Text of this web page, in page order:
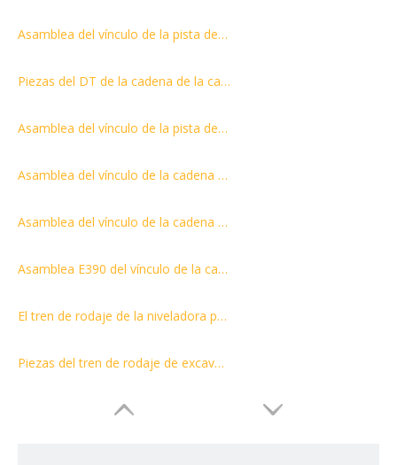
Asamblea del vínculo de la pista de la cadena de la pista de los recambios ZX330 del tren de aterrizaje del excavador
Piezas del DT de la cadena de la cadena del Ass`Y del vínculo de la vía D9N Piezas del tren de rodaje de la niveladora del conjunto del vínculo de la vía
Asamblea del vínculo de la pista de la cadena de la pista de los recambios ZX870 del tren de aterrizaje del excavador
Asamblea del vínculo de la cadena de la pista de los recambios EX120 del tren de aterrizaje del excavador
Asamblea del vínculo de la cadena de la pista de los recambios EX100 del tren de aterrizaje del excavador
Asamblea E390 del vínculo de la cadena de la pista de los accesorios del tren de rodaje del excavador
El tren de rodaje de la niveladora parte la cadena de oruga DT Parts el conjunto de enlace de oruga D155 SD32
Piezas del tren de rodaje de excavadora Cadena de oruga y conjunto de eslabones de oruga R210LC-7